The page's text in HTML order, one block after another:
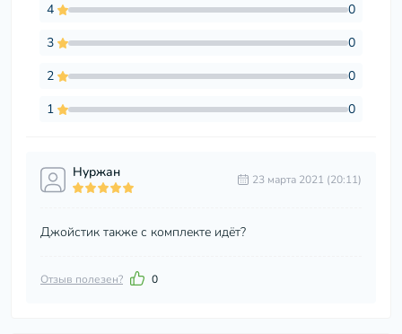
4
0
3
0
2
0
1
0
Нуржан 23 марта 2021 (20:11)
Джойстик также с комплекте идёт?
Отзыв полезен? 0